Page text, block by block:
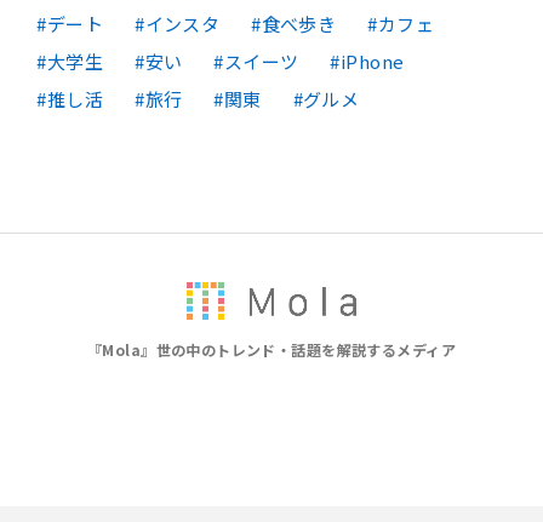
デート
インスタ 食べ歩き
カフェ
大学生
安い スイーツ
iPhone
推し活
旅行 関東 グルメ
『Mola』世の中のトレンド・話題を解説するメディア